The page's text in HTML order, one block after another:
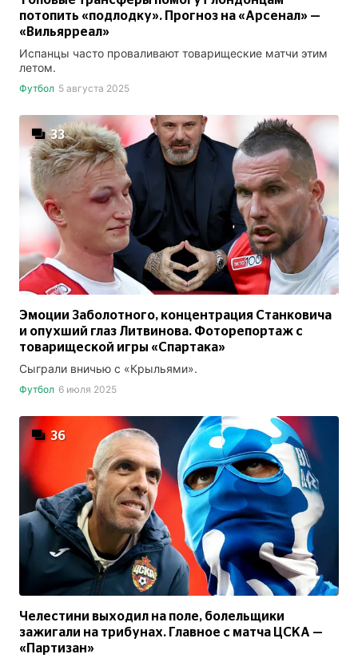
потопить «подлодку». Прогноз на «Арсенал» —
«Вильярреал»
Испанцы часто проваливают товарищеские матчи этим
летом.
Футбол 5 августа 2025
Эмоции Заболотного, концентрация Станковича
и опухший глаз Литвинова. Фоторепортаж с
товарищеской игры «Спартака»
33
Сыграли вничью с «Крыльями».
Футбол 6 июля 2025
Челестини выходил на поле, болельщики
зажигали на трибунах. Главное с матча ЦСКА —
«Партизан»
36